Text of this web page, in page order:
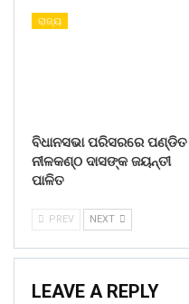
ରାଜ୍ୟ
ବିଧାନସଭା ପରିସରରେ ପଣ୍ଡିତ
ନୀଳକଣ୍ଠ ଦାସଙ୍କ ଜୟନ୍ତୀ
ପାଳିତ
PREV NEXT
LEAVE A REPLY